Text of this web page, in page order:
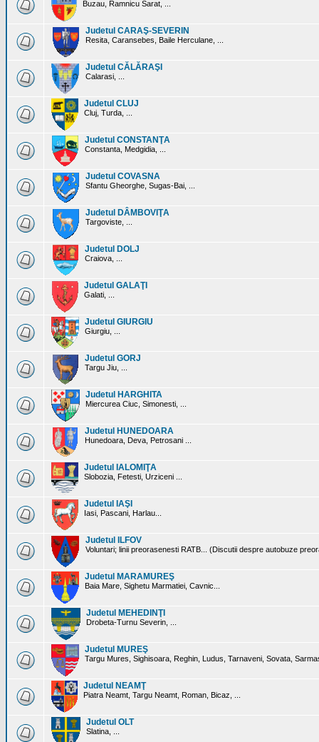
Buzau, Ramnicu Sarat, ...
Judetul CARAŞ-SEVERIN
Resita, Caransebes, Baile Herculane, ...
Judetul CĂLĂRAŞI
Calarasi, ...
Judetul CLUJ
Cluj, Turda, ...
Judetul CONSTANŢA
Constanta, Medgidia, ...
Judetul COVASNA
Sfantu Gheorghe, Sugas-Bai, ...
Judetul DÂMBOVIŢA
Targoviste, ...
Judetul DOLJ
Craiova, ...
Judetul GALAŢI
Galati, ...
Judetul GIURGIU
Giurgiu, ...
Judetul GORJ
Targu Jiu, ...
Judetul HARGHITA
Miercurea Ciuc, Simonesti, ...
Judetul HUNEDOARA
Hunedoara, Deva, Petrosani ...
Judetul IALOMIŢA
Slobozia, Fetesti, Urziceni ...
Judetul IAŞI
Iasi, Pascani, Harlau...
Judetul ILFOV
Voluntari; linii preorasenesti RATB... (Discutii despre autobuze
Judetul MARAMUREŞ
Baia Mare, Sighetu Marmatiei, Cavnic...
Judetul MEHEDINŢI
Drobeta-Turnu Severin, ...
Judetul MUREŞ
Targu Mures, Sighisoara, Reghin, Ludus, Tarnaveni, Sovata,
Judetul NEAMŢ
Piatra Neamt, Targu Neamt, Roman, Bicaz, ...
Judetul OLT
Slatina, ...